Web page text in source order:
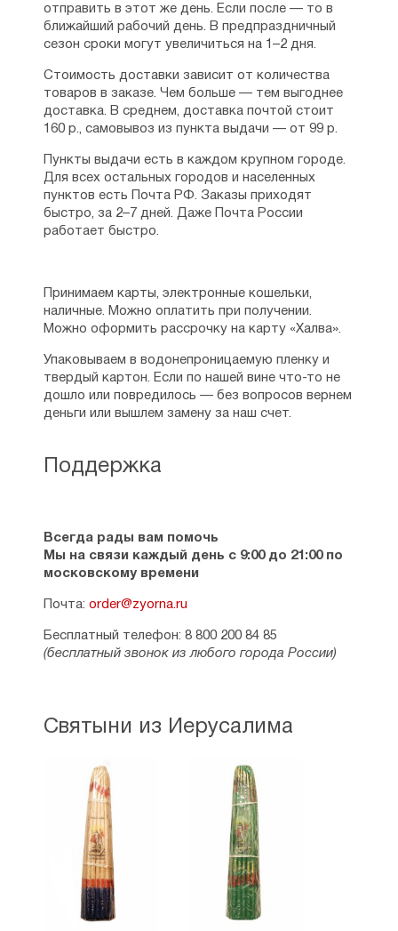
Поддержка
Всегда рады вам помочь
Мы на связи каждый день с 9:00 до 21:00 по
московскому времени
Почта: order@zyorna.ru
Бесплатный телефон: 8 800 200 84 85
(бесплатный звонок из любого города России)
отправить в этот же день. Если после — то в
ближайший рабочий день. В предпраздничный
сезон сроки могут увеличиться на 1–2 дня.
Стоимость доставки зависит от количества
товаров в заказе. Чем больше — тем выгоднее
доставка. В среднем, доставка почтой стоит
160 р., самовывоз из пункта выдачи — от 99 р.
Пункты выдачи есть в каждом крупном городе.
Для всех остальных городов и населенных
пунктов есть Почта РФ. Заказы приходят
быстро, за 2–7 дней. Даже Почта России
работает быстро.
Принимаем карты, электронные кошельки,
наличные. Можно оплатить при получении.
Можно оформить рассрочку на карту «Халва».
Упаковываем в водонепроницаемую пленку и
твердый картон. Если по нашей вине что-то не
дошло или повредилось — без вопросов вернем
деньги или вышлем замену за наш счет.
Святыни из Иерусалима